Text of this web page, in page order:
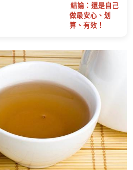
結論：還是自己
做最安心、划
算、有效！